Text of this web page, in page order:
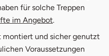
für solche Treppen
im Angebot.
und sicher genutzt
Voraussetzungen